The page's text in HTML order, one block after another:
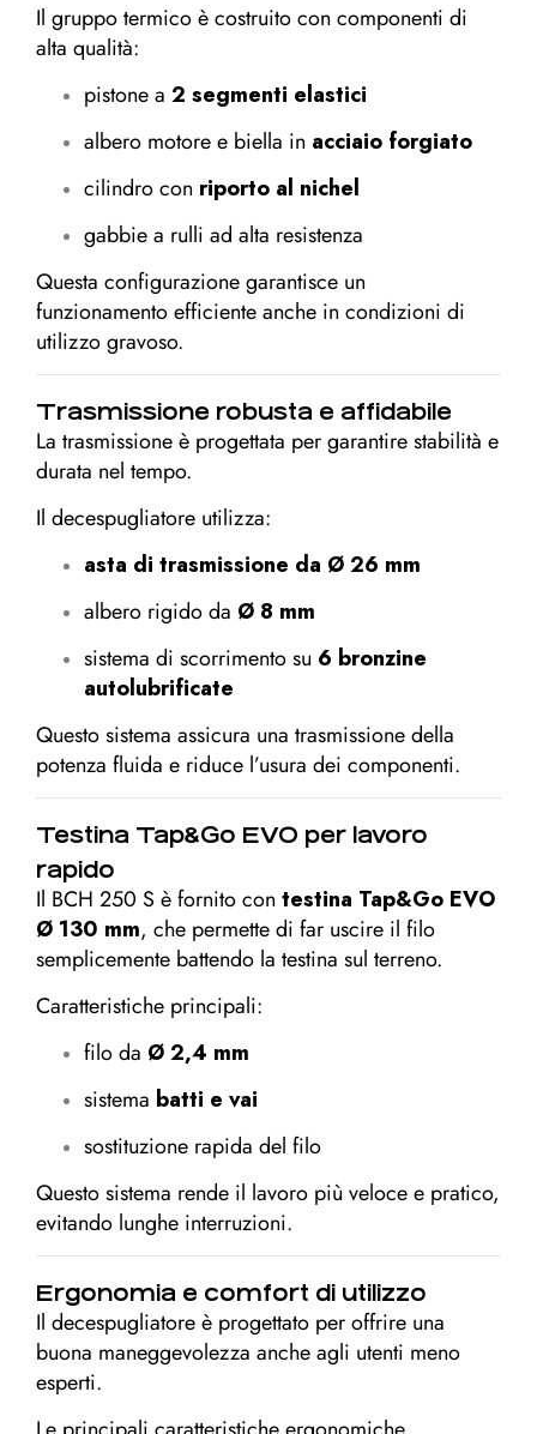
Il gruppo termico è costruito con componenti di
alta qualità:
pistone a 2 segmenti elastici
albero motore e biella in acciaio forgiato
cilindro con riporto al nichel
gabbie a rulli ad alta resistenza
Questa configurazione garantisce un
funzionamento efficiente anche in condizioni di
utilizzo gravoso.
Trasmissione robusta e affidabile
La trasmissione è progettata per garantire stabilità e
durata nel tempo.
Il decespugliatore utilizza:
asta di trasmissione da Ø 26 mm
albero rigido da Ø 8 mm
sistema di scorrimento su 6 bronzine
autolubrificate
Questo sistema assicura una trasmissione della
potenza fluida e riduce l’usura dei componenti.
Testina Tap&Go EVO per lavoro
rapido
Il BCH 250 S è fornito con testina Tap&Go EVO
Ø 130 mm, che permette di far uscire il filo
semplicemente battendo la testina sul terreno.
Caratteristiche principali:
filo da Ø 2,4 mm
sistema batti e vai
sostituzione rapida del filo
Questo sistema rende il lavoro più veloce e pratico,
evitando lunghe interruzioni.
Ergonomia e comfort di utilizzo
Il decespugliatore è progettato per offrire una
buona maneggevolezza anche agli utenti meno
esperti.